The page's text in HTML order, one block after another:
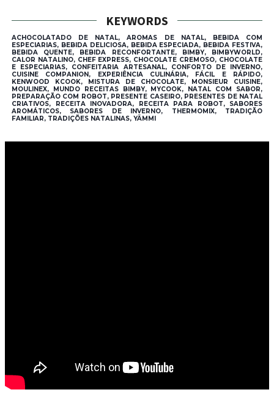
KEYWORDS
ACHOCOLATADO DE NATAL, AROMAS DE NATAL, BEBIDA COM
ESPECIARIAS, BEBIDA DELICIOSA, BEBIDA ESPECIADA, BEBIDA FESTIVA,
BEBIDA QUENTE, BEBIDA RECONFORTANTE, BIMBY, BIMBYWORLD,
CALOR NATALINO, CHEF EXPRESS, CHOCOLATE CREMOSO, CHOCOLATE
E ESPECIARIAS, CONFEITARIA ARTESANAL, CONFORTO DE INVERNO,
CUISINE COMPANION, EXPERIÊNCIA CULINÁRIA, FÁCIL E RÁPIDO,
KENWOOD KCOOK, MISTURA DE CHOCOLATE, MONSIEUR CUISINE,
MOULINEX, MUNDO RECEITAS BIMBY, MYCOOK, NATAL COM SABOR,
PREPARAÇÃO COM ROBOT, PRESENTE CASEIRO, PRESENTES DE NATAL
CRIATIVOS, RECEITA INOVADORA, RECEITA PARA ROBOT, SABORES
AROMÁTICOS, SABORES DE INVERNO, THERMOMIX, TRADIÇÃO
FAMILIAR, TRADIÇÕES NATALINAS, YÄMMI